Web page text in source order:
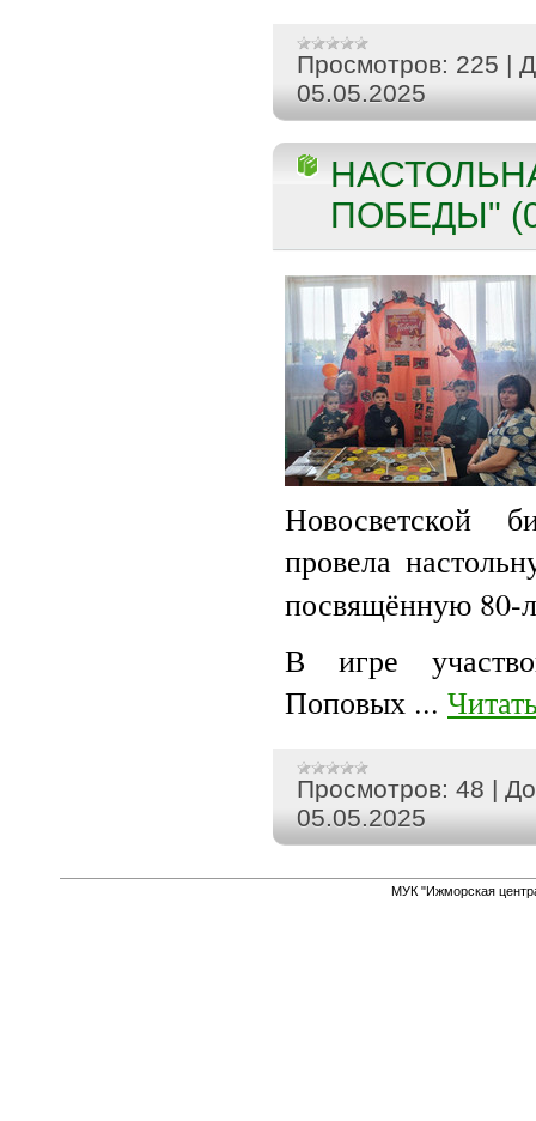
Просмотров: 225 |
05.05.2025
ПОБЕДЫ"
Новосветской
провела
посвящённую 80-
В игре
Поповых ...
Просмотров: 48 |
05.05.2025
МУК "Ижморская